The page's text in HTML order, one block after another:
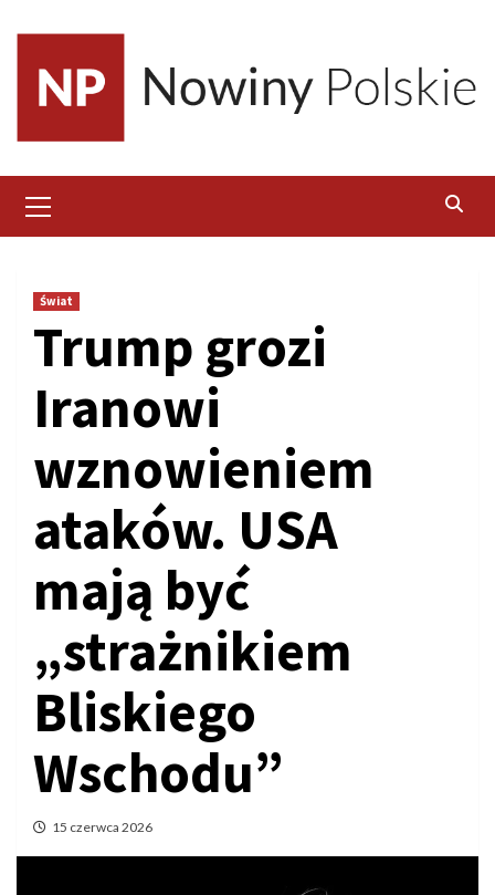
content
Menu
Świat
Trump grozi
Iranowi
wznowieniem
ataków. USA
mają być
„strażnikiem
Bliskiego
Wschodu”
15 czerwca 2026